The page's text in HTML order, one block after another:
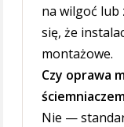
na wilgoć lub
się, że
montażowe.
Czy oprawa
Nie —